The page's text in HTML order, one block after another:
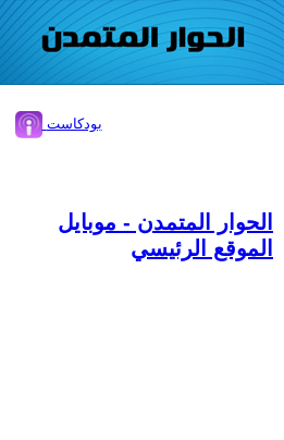
بودكاست
الحوار المتمدن - موبايل
الموقع الرئيسي